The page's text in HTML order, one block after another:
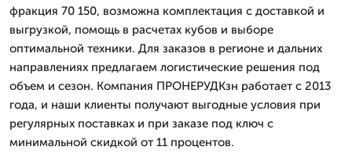
фракция 70 150, возможна комплектация с доставкой и
выгрузкой, помощь в расчетах кубов и выборе
оптимальной техники. Для заказов в регионе и дальних
направлениях предлагаем логистические решения под
объем и сезон. Компания ПРОНЕРУДКзн работает с 2013
года, и наши клиенты получают выгодные условия при
регулярных поставках и при заказе под ключ с
минимальной скидкой от 11 процентов.